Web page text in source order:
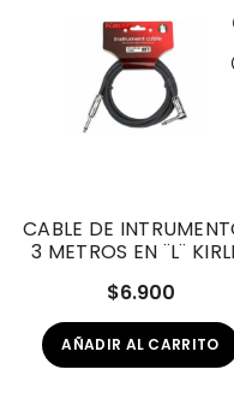
CABLE DE
3 METROS EN ¨L¨
$6.900
AÑADIR AL CARRITO